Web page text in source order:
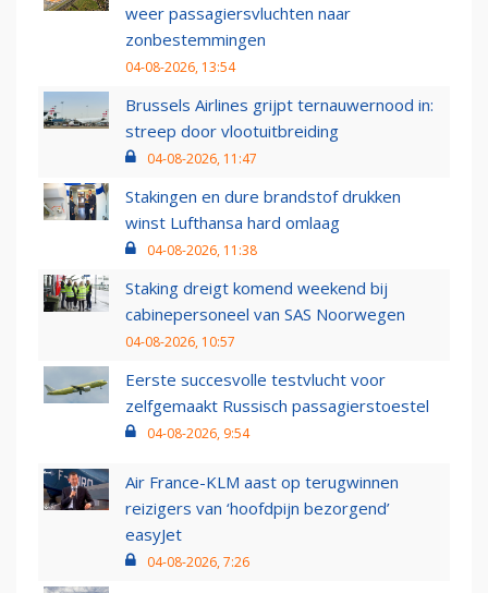
weer passagiersvluchten naar
zonbestemmingen
04-08-2026, 13:54
Brussels Airlines grijpt ternauwernood in:
streep door vlootuitbreiding
04-08-2026, 11:47
Stakingen en dure brandstof drukken
winst Lufthansa hard omlaag
04-08-2026, 11:38
Staking dreigt komend weekend bij
cabinepersoneel van SAS Noorwegen
04-08-2026, 10:57
Eerste succesvolle testvlucht voor
zelfgemaakt Russisch passagierstoestel
04-08-2026, 9:54
Air France-KLM aast op terugwinnen
reizigers van ‘hoofdpijn bezorgend’
easyJet
04-08-2026, 7:26